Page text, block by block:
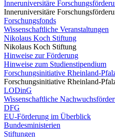
Inneruniversitäre
Inneruniversitäre
Forschungsfonds
Wissenschaftliche Veranstaltungen
Nikolaus Koch Stiftung
Nikolaus Koch Stiftung
Hinweise zur Förderung
Hinweise zum Studienstipendium
Forschungsinitiative Rheinland-
Forschungsinitiative Rheinland-
LODinG
Wissenschaftliche
DFG
EU-Förderung im Überblick
Bundesministerien
Stiftungen